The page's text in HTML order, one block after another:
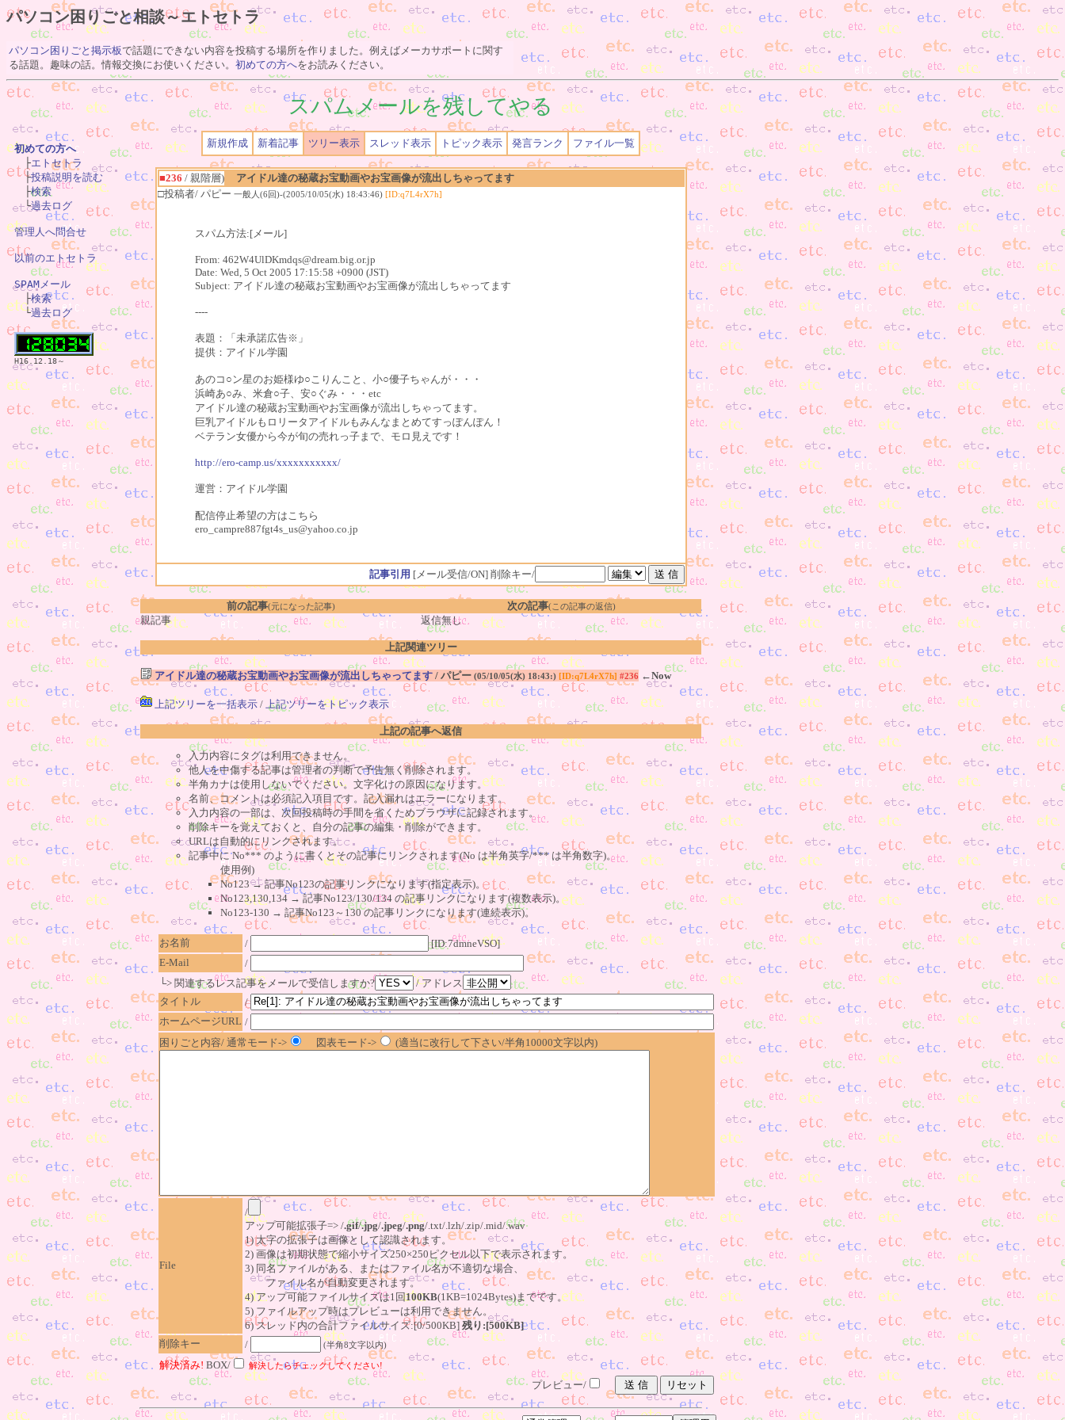
パソコン困りごと相談～エトセトラ
パソコン困りごと掲示板で話題にできない内容を投稿する場所を作りました。例えばメーカサポートに関す
る話題。趣味の話。情報交換にお使いください。 初めての方へをお読みください。
スパムメールを残してやる
新規作成 新着記事 ツリー表示 スレッド表示 トピック表示 発言ランク ファイル一覧
■236 / 親階層)
アイドル達の秘蔵お宝動画やお宝画像が流出しちゃってます
□投稿者/ パピー 一般人(6回)-(2005/10/05(水) 18:43:46) [ID:q7L4rX7h]
スパム方法:[メール]
From: 462W4UlDKmdqs@dream.big.or.jp
Date: Wed, 5 Oct 2005 17:15:58 +0900 (JST)
Subject: アイドル達の秘蔵お宝動画やお宝画像が流出しちゃってます
----
表題：「未承諾広告※」
提供：アイドル学園
あのコ○ン星のお姫様ゆ○こりんこと、小○優子ちゃんが・・・
浜崎あ○み、米倉○子、安○ぐみ・・・etc
アイドル達の秘蔵お宝動画やお宝画像が流出しちゃってます。
巨乳アイドルもロリータアイドルもみんなまとめてすっぽんぽん！
ベテラン女優から今が旬の売れっ子まで、モロ見えです！
http://ero-camp.us/xxxxxxxxxxx/
運営：アイドル学園
配信停止希望の方はこちら
ero_campre887fgt4s_us@yahoo.co.jp
記事引用 [メール受信/ON] 削除キー/
前の記事(元になった記事) 次の記事(この記事の返信)
親記事 返信無し
上記関連ツリー
アイドル達の秘蔵お宝動画やお宝画像が流出しちゃってます / パピー (05/10/05(水) 18:43:) [ID:q7L4rX7h] #236 ←Now
上記ツリーを一括表示 / 上記ツリーをトピック表示
上記の記事へ返信
入力内容にタグは利用できません。
他人を中傷する記事は管理者の判断で予告無く削除されます。
半角カナは使用しないでください。文字化けの原因になります。
名前、コメントは必須記入項目です。記入漏れはエラーになります。
入力内容の一部は、次回投稿時の手間を省くためブラウザに記録されます。
削除キーを覚えておくと、自分の記事の編集・削除ができます。
URLは自動的にリンクされます。
記事中に No*** のように書くとその記事にリンクされます(No は半角英字/*** は半角数字)。
使用例)
No123 → 記事No123の記事リンクになります(指定表示)。
No123,130,134 → 記事No123/130/134 の記事リンクになります(複数表示)。
No123-130 → 記事No123～130 の記事リンクになります(連続表示)。
お名前 /
[ID:7dmneVSO]
E-Mail
/
└> 関連するレス記事をメールで受信しますか?
/ アドレス
タイトル
/
ホームページURL /
困りごと内容/ 通常モード->
図表モード-> (適当に改行して下さい/半角10000文字以内)
File
/
アップ可能拡張子=> /.gif/.jpg/.jpeg/.png/.txt/.lzh/.zip/.mid/.wav
1) 太字の拡張子は画像として認識されます。
2) 画像は初期状態で縮小サイズ250×250ピクセル以下で表示されます。
3) 同名ファイルがある、またはファイル名が不適切な場合、
ファイル名が自動変更されます。
4) アップ可能ファイルサイズは1回100KB(1KB=1024Bytes)までです。
5) ファイルアップ時はプレビューは利用できません。
6) スレッド内の合計ファイルサイズ:[0/500KB] 残り:[500KB]
削除キー
/ (半角8文字以内)
解決済み! BOX/ 解決したらチェックしてください!
プレビュー/
初めての方へ
├エトセトラ
├投稿説明を読む
├検索
└過去ログ
管理人へ問合せ
以前のエトセトラ
SPAMメール
├検索
└過去ログ
H16.12.18～